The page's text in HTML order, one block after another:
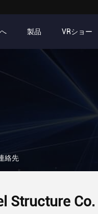
製品 VRショー
絡先
Structure Co.